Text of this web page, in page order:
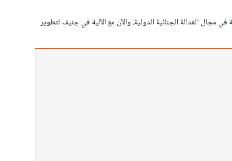
مجال العدالة الجنائية الدولية، والآن مع الآلية في جنيف لتطوير